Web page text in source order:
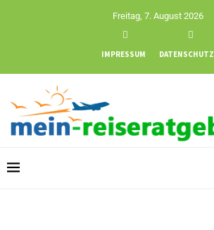
Freitag, 7. August 2026
IMPRESSUM DATENSCHUTZ